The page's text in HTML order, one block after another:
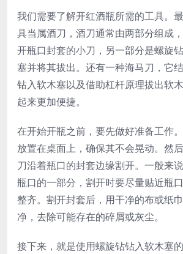
我们需要了解开红酒瓶所需的工具。
具当属酒刀，酒刀通常由两部分组成
开瓶口封套的小刀，另一部分是螺旋
塞并将其拔出。还有一种海马刀，它结
钻入软木塞以及借助杠杆原理拔出软
起来更加便捷。
在开始开瓶之前，要先做好准备工作
放置在桌面上，确保其不会晃动。然
刀沿着瓶口的封套边缘割开。一般来
瓶口的一部分，割开时要尽量贴近瓶
整齐。割开封套后，用干净的布或纸
净，去除可能存在的碎屑或灰尘。
接下来，就是使用螺旋钻钻入软木塞